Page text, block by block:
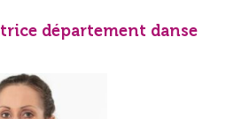
département danse